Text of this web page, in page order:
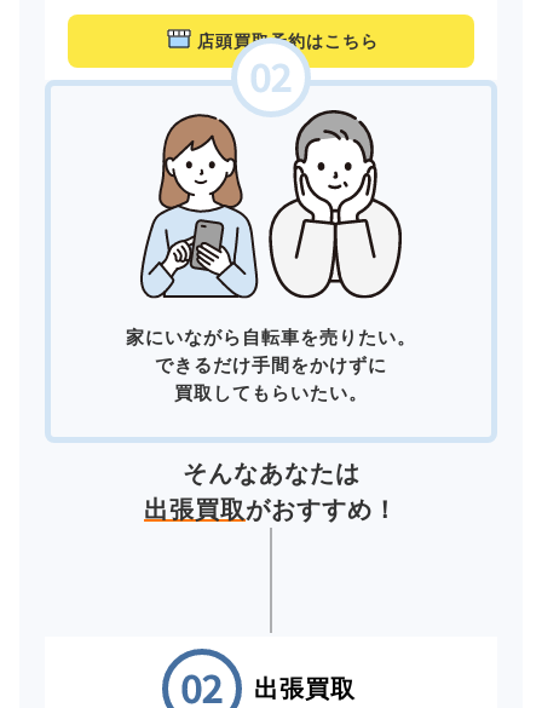
店頭買取予約はこちら
家にいながら自転車を売りたい。
できるだけ手間をかけずに
買取してもらいたい。
そんなあなたは
出張買取がおすすめ！
出張買取